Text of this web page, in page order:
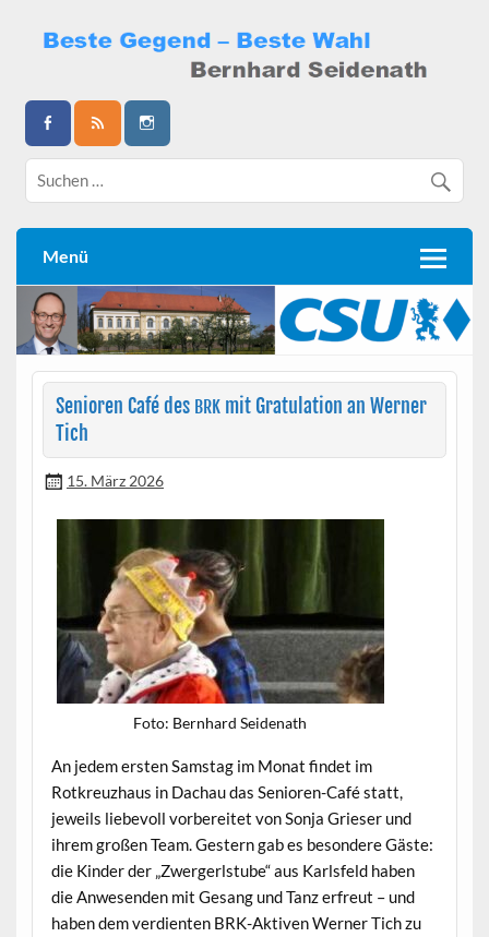
content
Bernhard Seidenath
Menü
Senioren Café des BRKmit Gratulation an Werner
Tich
15. März 2026
Foto: Bern­hard Seidenath
An jedem ersten Sam­stag im Monat find­et im
Rotkreuzhaus in Dachau das Senioren-Café statt,
jew­eils liebevoll vor­bere­it­et von Son­ja Grieser und
ihrem großen Team. Gestern gab es beson­dere Gäste:
die Kinder der „Zwerg­erl­stube“ aus Karls­feld haben
die Anwe­senden mit Gesang und Tanz erfreut – und
haben dem ver­di­en­ten BRK-Aktiv­en Wern­er Tich zu